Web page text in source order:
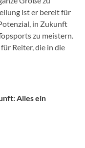
ist er bereit für
in Zukunft
zu meistern.
Reiter, die in die
Alles ein